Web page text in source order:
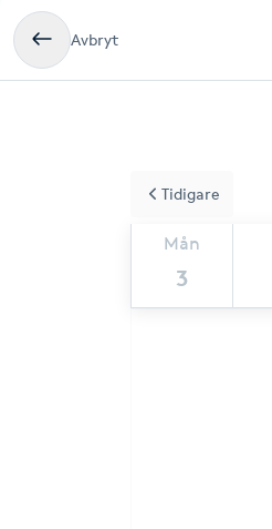
Avbryt
Mån
3
Tidigare